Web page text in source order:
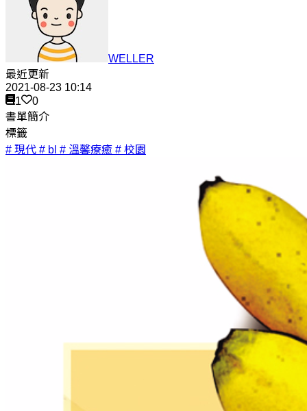
WELLER
最近更新
2021-08-23 10:14
1
0
書單簡介
標籤
# 現代 # bl # 溫馨療癒 # 校園